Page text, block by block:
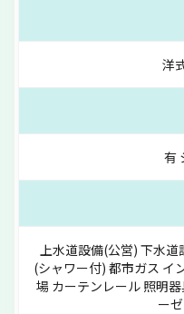
洋
有
上水道設備(公営) 下水
(シャワー付) 都市ガス イ
場 カーテンレール 照明
ー